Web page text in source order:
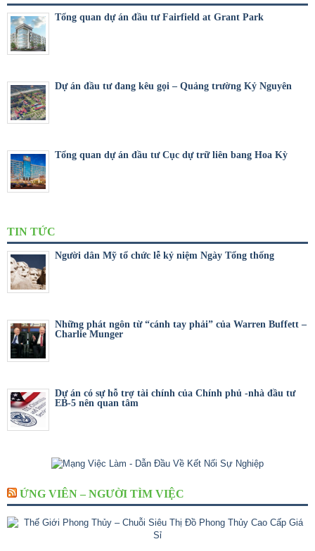
Tổng quan dự án đầu tư Fairfield at Grant Park
Dự án đầu tư đang kêu gọi – Quảng trường Kỷ Nguyên
Tổng quan dự án đầu tư Cục dự trữ liên bang Hoa Kỳ
TIN TỨC
Người dân Mỹ tổ chức lễ kỷ niệm Ngày Tổng thống
Những phát ngôn từ “cánh tay phải” của Warren Buffett –
Charlie Munger
Dự án có sự hỗ trợ tài chính của Chính phủ -nhà đầu tư
EB-5 nên quan tâm
ỨNG VIÊN – NGƯỜI TÌM VIỆC